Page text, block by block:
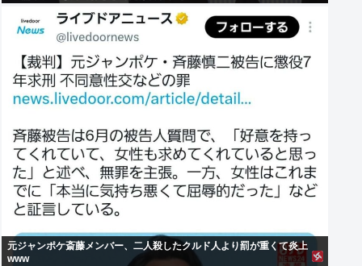
元ジャンポケ斎藤メンバー、二人殺したクルド人より罰が重くて炎上
www